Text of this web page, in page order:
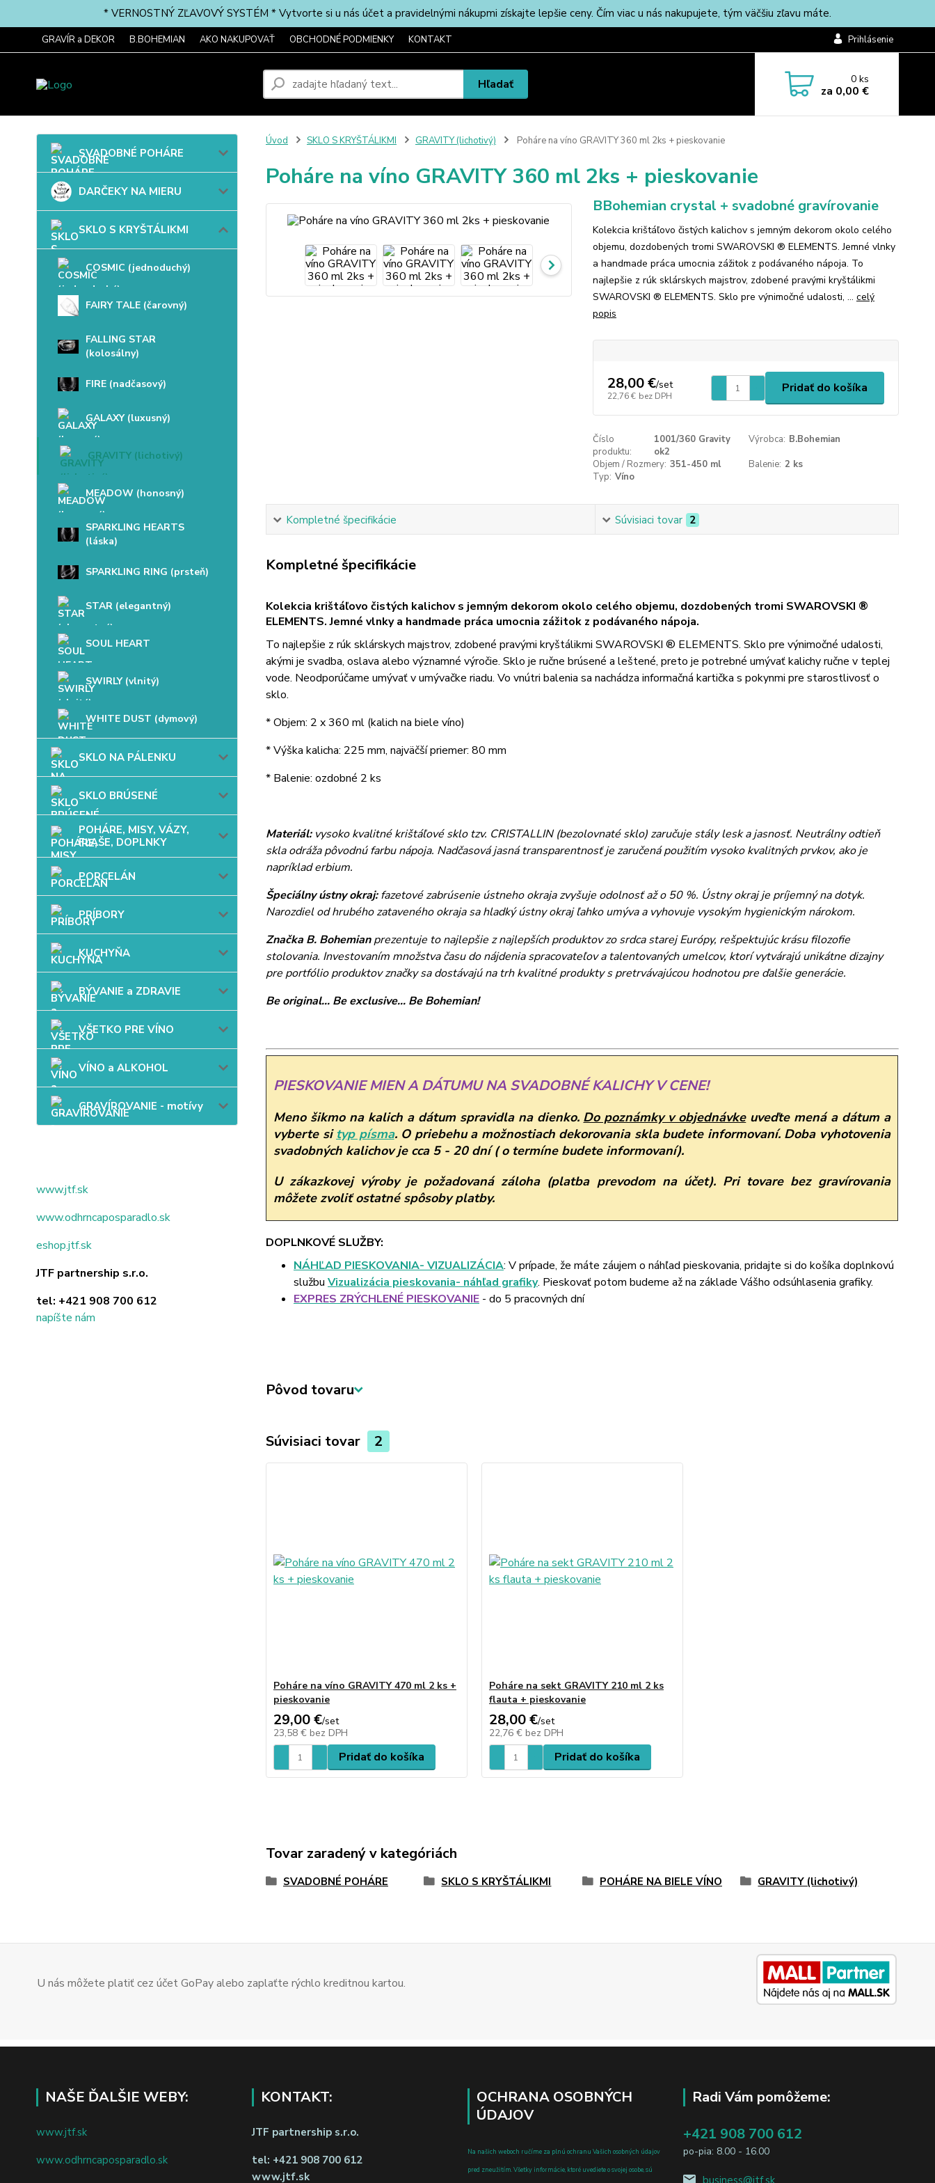
* VERNOSTNÝ ZĽAVOVÝ SYSTÉM * Vytvorte si u nás účet a pravidelnými nákupmi získajte lepšie ceny. Čím viac u nás nakupujete, tým väčšiu zľavu máte.
GRAVÍR a DEKOR B.BOHEMIAN AKO NAKUPOVAŤ OBCHODNÉ PODMIENKY KONTAKT Prihlásenie
Hľadať 0ks
za 0,00 €
SVADOBNÉ POHÁRE
DARČEKY NA MIERU
SKLO S KRYŠTÁLIKMI
COSMIC (jednoduchý)
FAIRY TALE (čarovný)
FALLING STAR
(kolosálny)
FIRE (nadčasový)
GALAXY (luxusný)
GRAVITY (lichotivý)
MEADOW (honosný)
SPARKLING HEARTS
(láska)
SPARKLING RING (prsteň)
STAR (elegantný)
SOUL HEART
SWIRLY (vlnitý)
WHITE DUST (dymový)
SKLO NA PÁLENKU
SKLO BRÚSENÉ
POHÁRE, MISY, VÁZY,
FĽAŠE, DOPLNKY
PORCELÁN
PRÍBORY
KUCHYŇA
BÝVANIE a ZDRAVIE
VŠETKO PRE VÍNO
VÍNO a ALKOHOL
GRAVÍROVANIE - motívy
www.jtf.sk
www.odhrncaposparadlo.sk
eshop.jtf.sk
JTF partnership s.r.o.
tel: +421 908 700 612
napíšte nám
Úvod SKLO S KRYŠTÁLIKMI GRAVITY (lichotivý) Poháre na víno GRAVITY 360 ml 2ks + pieskovanie
Poháre na víno GRAVITY 360 ml 2ks + pieskovanie
BBohemian crystal + svadobné gravírovanie
Kolekcia krištáľovo čistých kalichov s jemným dekorom okolo celého
objemu, dozdobených tromi SWAROVSKI ® ELEMENTS. Jemné vlnky
a handmade práca umocnia zážitok z podávaného nápoja. To
najlepšie z rúk sklárskych majstrov, zdobené pravými kryštálikmi
SWAROVSKI ® ELEMENTS. Sklo pre výnimočné udalosti, ... celý
popis
28,00 €/set
22,76 € bez DPH
Pridať do košíka
Číslo
produktu:
1001/360 Gravity
ok2
Výrobca: B.Bohemian
Objem / Rozmery: 351-450 ml Balenie: 2 ks
Typ: Víno
Kompletné špecifikácie Súvisiaci tovar 2
Kompletné špecifikácie
Kolekcia krištáľovo čistých kalichov s jemným dekorom okolo celého objemu, dozdobených tromi SWAROVSKI ®
ELEMENTS. Jemné vlnky a handmade práca umocnia zážitok z podávaného nápoja.
To najlepšie z rúk sklárskych majstrov, zdobené pravými kryštálikmi SWAROVSKI ® ELEMENTS. Sklo pre výnimočné udalosti,
akými je svadba, oslava alebo významné výročie. Sklo je ručne brúsené a leštené, preto je potrebné umývať kalichy ručne v teplej
vode. Neodporúčame umývať v umývačke riadu. Vo vnútri balenia sa nachádza informačná kartička s pokynmi pre starostlivosť o
sklo.
* Objem: 2 x 360 ml (kalich na biele víno)
* Výška kalicha: 225 mm, najväčší priemer: 80 mm
* Balenie: ozdobné 2 ks
Materiál: vysoko kvalitné krištáľové sklo tzv. CRISTALLIN (bezolovnaté sklo) zaručuje stály lesk a jasnosť. Neutrálny odtieň
skla odráža pôvodnú farbu nápoja. Nadčasová jasná transparentnosť je zaručená použitím vysoko kvalitných prvkov, ako je
napríklad erbium.
Špeciálny ústny okraj:fazetové zabrúsenie ústneho okraja zvyšuje odolnosť až o 50 %. Ústny okraj je príjemný na dotyk.
Narozdiel od hrubého zataveného okraja sa hladký ústny okraj ľahko umýva a vyhovuje vysokým hygienickým nárokom.
Značka B. Bohemianprezentuje to najlepšie z najlepších produktov zo srdca starej Európy, rešpektujúc krásu filozofie
stolovania. Investovaním množstva času do nájdenia spracovateľov a talentovaných umelcov, ktorí vytvárajú unikátne dizajny
pre portfólio produktov značky sa dostávajú na trh kvalitné produkty s pretrvávajúcou hodnotou pre ďalšie generácie.
Be original... Be exclusive... Be Bohemian!
PIESKOVANIE MIEN A DÁTUMU NA SVADOBNÉ KALICHY V CENE!
Meno šikmo na kalich a dátum spravidla na dienko. Do poznámky v objednávkeuveďte mená a dátum a
vyberte si typ písma. O priebehu a možnostiach dekorovania skla budete informovaní. Doba vyhotovenia
svadobných kalichov je cca 5 - 20 dní ( o termíne budete informovaní).
U zákazkovej výroby je požadovaná záloha (platba prevodom na účet). Pri tovare bez gravírovania
môžete zvoliť ostatné spôsoby platby.
DOPLNKOVÉ SLUŽBY:
NÁHĽAD PIESKOVANIA- VIZUALIZÁCIA: V prípade, že máte záujem o náhľad pieskovania, pridajte si do košíka doplnkovú
službu Vizualizácia pieskovania- náhľad grafiky. Pieskovať potom budeme až na základe Vášho odsúhlasenia grafiky.
EXPRES ZRÝCHLENÉ PIESKOVANIE- do 5 pracovných dní
Pôvod tovaru
Súvisiaci tovar 2
Poháre na víno GRAVITY 470 ml 2 ks +
pieskovanie
29,00 €/set
23,58 € bez DPH
Pridať do košíka
Poháre na sekt GRAVITY 210 ml 2 ks
flauta + pieskovanie
28,00 €/set
22,76 € bez DPH
Pridať do košíka
Tovar zaradený v kategóriách
SVADOBNÉ POHÁRE SKLO S KRYŠTÁLIKMI POHÁRE NA BIELE VÍNO GRAVITY (lichotivý)
U nás môžete platiť cez účet GoPay alebo zaplaťte rýchlo kreditnou kartou.
NAŠE ĎALŠIE WEBY:
www.jtf.sk
www.odhrncaposparadlo.sk
KONTAKT:
JTF partnership s.r.o.
tel: +421 908 700 612
www.jtf.sk
OCHRANA OSOBNÝCH
ÚDAJOV
Na našich weboch ručíme za plnú ochranu Vašich osobných údajov
pred zneužitím. Všetky informácie, ktoré uvediete o svojej osobe, sú
Radi Vám pomôžeme:
+421 908 700 612
po-pia: 8.00 - 16.00
business@jtf.sk